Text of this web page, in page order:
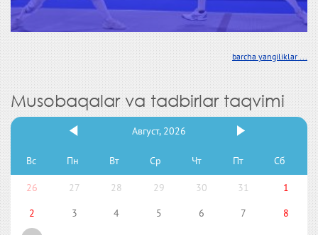
barcha yangiliklar ...
Musobaqalar va tadbirlar taqvimi
Август, 2026
Вс Пн Вт Ср Чт Пт Сб
26 27 28 29 30 31
1
2
3 4 5 6 7
8